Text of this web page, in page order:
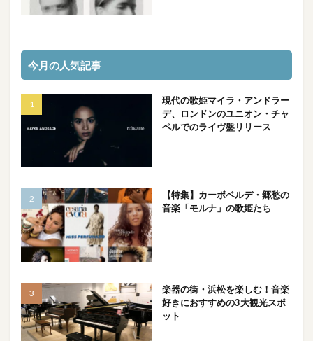
今月の人気記事
現代の歌姫マイラ・アンドラー
デ、ロンドンのユニオン・チャ
ペルでのライヴ盤リリース
【特集】カーボベルデ・郷愁の
音楽「モルナ」の歌姫たち
楽器の街・浜松を楽しむ！音楽
好きにおすすめの3大観光スポ
ット